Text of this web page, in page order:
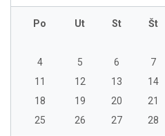
Po Ut St Št
4
5 6 7
11
12 13 14
18
19 20 21
25
26 27 28